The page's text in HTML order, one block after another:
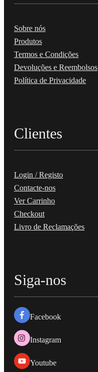
Sobre nós
Produtos
Termos e Condições
Devoluções e Reembolsos
Política de Privacidade
Clientes
Login / Registo
Contacte-nos
Ver Carrinho
Checkout
Livro de Reclamações
Siga-nos
Facebook
Instagram
Youtube